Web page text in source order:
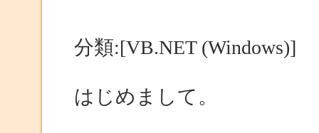
分類:[VB.NET (Windows)]
はじめまして。